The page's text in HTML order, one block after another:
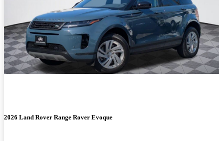
2026 Land Rover Range Rover Evoque